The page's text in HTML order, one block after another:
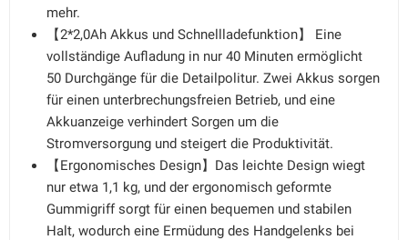
mehr.
【2*2,0Ah Akkus und Schnellladefunktion】 Eine
vollständige Aufladung in nur 40 Minuten ermöglicht
50 Durchgänge für die Detailpolitur. Zwei Akkus sorgen
für einen unterbrechungsfreien Betrieb, und eine
Akkuanzeige verhindert Sorgen um die
Stromversorgung und steigert die Produktivität.
【Ergonomisches Design】Das leichte Design wiegt
nur etwa 1,1 kg, und der ergonomisch geformte
Gummigriff sorgt für einen bequemen und stabilen
Halt, wodurch eine Ermüdung des Handgelenks bei